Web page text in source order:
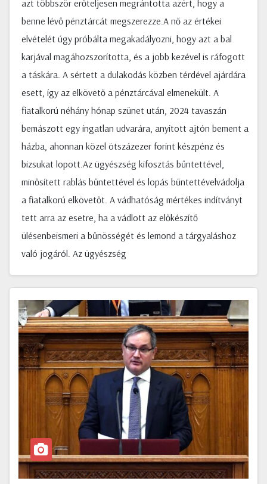
azt többször erőteljesen megrántotta azért, hogy a
benne lévő pénztárcát megszerezze.A nő az értékei
elvételét úgy próbálta megakadályozni, hogy azt a bal
karjával magáhozszorította, és a jobb kezével is ráfogott
a táskára. A sértett a dulakodás közben térdével ajárdára
esett, így az elkövető a pénztárcával elmenekült. A
fiatalkorú néhány hónap szünet után, 2024 tavaszán
bemászott egy ingatlan udvarára, anyitott ajtón bement a
házba, ahonnan közel ötszázezer forint készpénz és
bizsukat lopott.Az ügyészség kifosztás bűntettével,
minősített rablás bűntettével és lopás bűntettévelvádolja
a fiatalkorú elkövetőt. A vádhatóság mértékes indítványt
tett arra az esetre, ha a vádlott az előkészítő
ülésenbeismeri a bűnösségét és lemond a tárgyaláshoz
való jogáról. Az ügyészség